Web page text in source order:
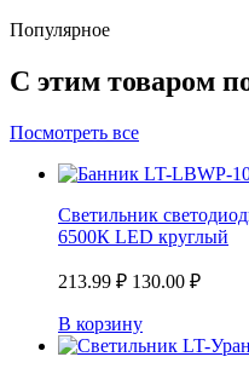
Популярное
С этим товаром
Посмотреть все
Светильник
6500К LED круглый
213.99 ₽ 130.00 ₽
В корзину